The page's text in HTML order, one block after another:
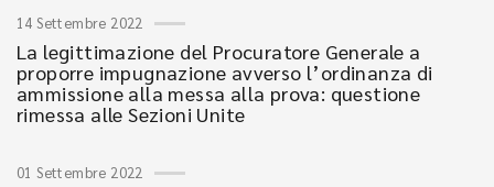
14 Settembre 2022
La legittimazione del Procuratore Generale a
proporre impugnazione avverso l’ordinanza di
ammissione alla messa alla prova: questione
rimessa alle Sezioni Unite
01 Settembre 2022